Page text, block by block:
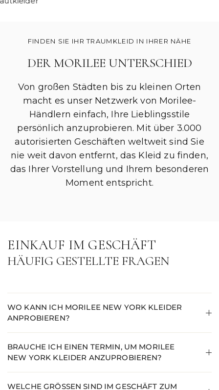
FINDEN SIE IHR TRAUMKLEID IN IHRER NÄHE
DER MORILEE UNTERSCHIED
Von großen Städten bis zu kleinen Orten
macht es unser Netzwerk von Morilee-
Händlern einfach, Ihre Lieblingsstile
persönlich anzuprobieren. Mit über 3.000
autorisierten Geschäften weltweit sind Sie
nie weit davon entfernt, das Kleid zu finden,
das Ihrer Vorstellung und Ihrem besonderen
Moment entspricht.
EINKAUF IM GESCHÄFT
HÄUFIG GESTELLTE FRAGEN
WO KANN ICH MORILEE NEW YORK KLEIDER
ANPROBIEREN?
BRAUCHE ICH EINEN TERMIN, UM MORILEE
NEW YORK KLEIDER ANZUPROBIEREN?
WELCHE GRÖSSEN SIND IM GESCHÄFT ZUM A